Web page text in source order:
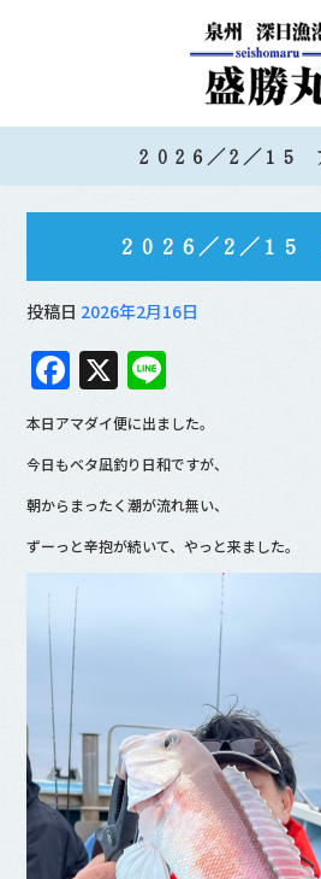
２０２６／２／１５
２０２６／２／１５
投稿日 2026年2月16日
F
a
c
e
b
o
o
k
X
n
e
本日アマダイ便に出ました。
今日もベタ凪釣り日和ですが、
朝からまったく潮が流れ無い、
ずーっと辛抱が続いて、やっと来ました。